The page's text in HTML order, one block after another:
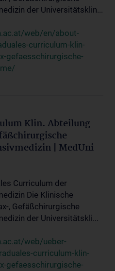
der Universitätsklin...
web/en/about-
curriculum-klin-
gefaesschirurgische-
Klin. Abteilung
| MedUni
Curriculum der
Die Klinische
, Gefäßchirurgische
der Universitätskli...
web/ueber-
curriculum-klin-
gefaesschirurgische-